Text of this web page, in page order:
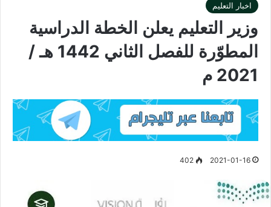
اخبار التعليم
وزير التعليم يعلن الخطة الدراسية
المطوّرة للفصل الثاني 1442 هـ /
2021 م
2021-01-16
402